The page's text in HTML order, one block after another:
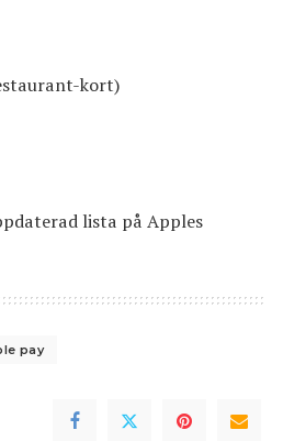
kort)
lista på Apples
pay